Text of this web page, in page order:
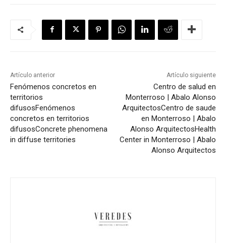
Artículo anterior
Fenómenos concretos en
territorios
difusosFenómenos
concretos en territorios
difusosConcrete phenomena
in diffuse territories
Artículo siguiente
Centro de salud en
Monterroso | Abalo Alonso
ArquitectosCentro de saude
en Monterroso | Abalo
Alonso ArquitectosHealth
Center in Monterroso | Abalo
Alonso Arquitectos